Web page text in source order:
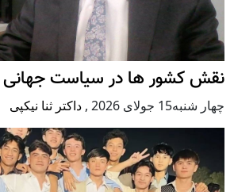
نقش کشور ها در سیاست جهانی
چهار شنبه15 جولای 2026 , داکتر ثنا نیکپی